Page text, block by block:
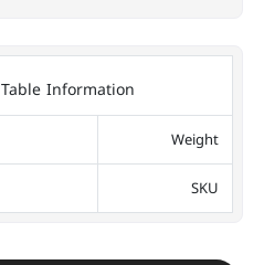
Table Information
Weight
SKU